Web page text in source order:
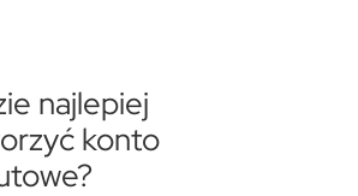
najlepiej
konto